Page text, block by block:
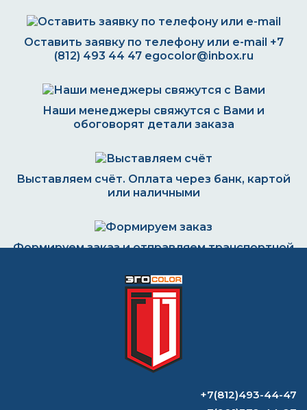
Оставить заявку по телефону или e-mail +7
(812) 493 44 47 egocolor@inbox.ru
Наши менеджеры свяжутся с Вами и
обоговорят детали заказа
Выставляем счёт. Оплата через банк, картой
или наличными
Формируем заказ и отправляем транспортной
Чем разбавить краску, если нет
+7(812)493-44-47